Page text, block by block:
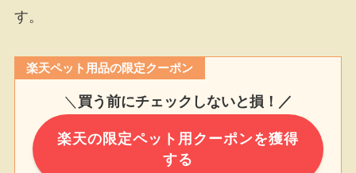
す。
楽天ペット用品の限定クーポン
＼ 買う前にチェックしないと損！／
楽天の限定ペット用クーポンを獲得
する